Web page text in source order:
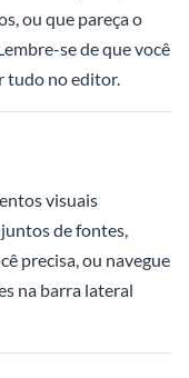
ou que pareça o
se de que você
tudo no editor.
visuais
de fontes,
precisa, ou navegue
na barra lateral